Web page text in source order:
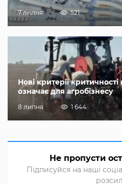
7 липня 521
Нові критерії
означає для агробізнесу
8 липня 1 644
Не пропусти
Підписуйся на наші